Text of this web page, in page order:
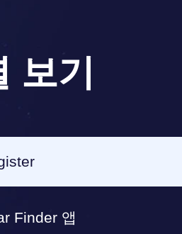
보기
Finder 앱